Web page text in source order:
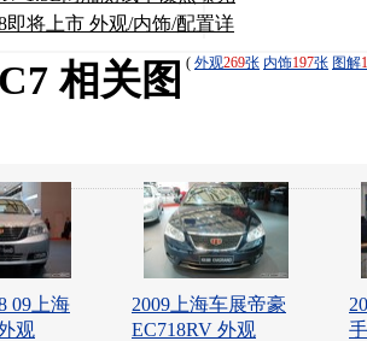
即将上市 外观/内饰/配置详
( 外观269张 内饰197张 图解
相关图
09上海
观
2009上海车展帝豪
EC718RV 外观